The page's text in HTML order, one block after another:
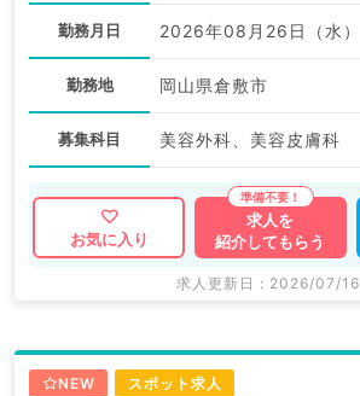
勤務月日 2026年08月26日（水）
勤務地 岡山県倉敷市
募集科目 美容外科、美容皮膚科
お気に入り
求人を
紹介してもらう
求人更新日 : 2026/07/16
NEW スポット求人